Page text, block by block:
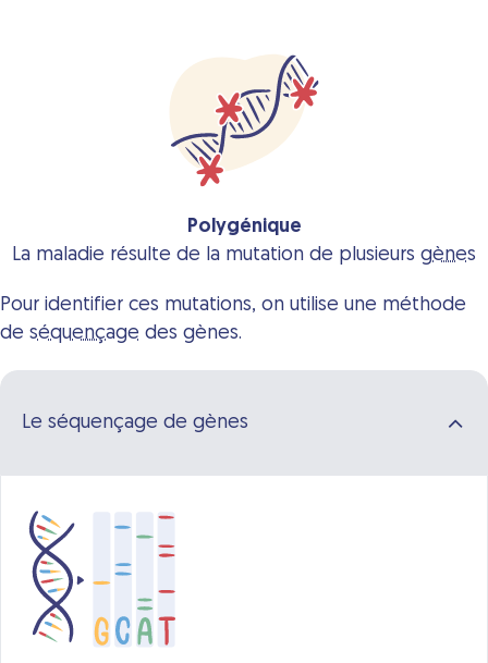
Polygénique
La maladie résulte de la mutation de plusieurs gènes
Pour identifier ces mutations, on utilise une méthode
de séquençage des gènes.
Le séquençage de gènes